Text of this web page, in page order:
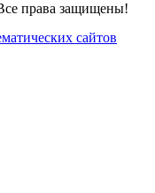
права защищены!